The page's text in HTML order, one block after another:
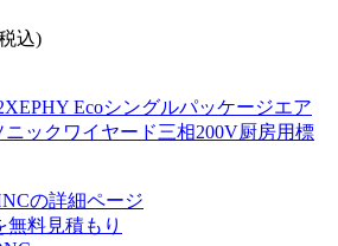
込)
XEPHY Ecoシングルパッケージエア
ニック ワイヤード三相200V厨房用標